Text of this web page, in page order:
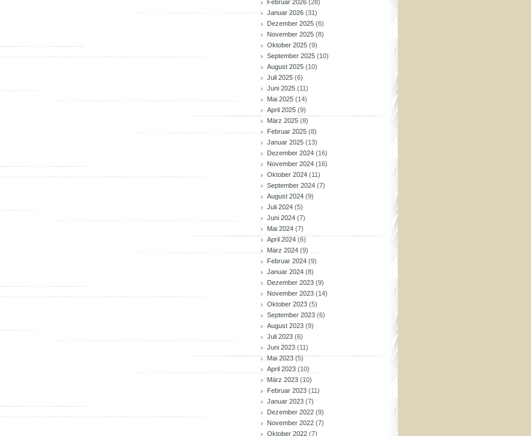
Februar 2026 (28)
Januar 2026 (31)
Dezember 2025 (6)
November 2025 (8)
Oktober 2025 (9)
September 2025 (10)
August 2025 (10)
Juli 2025 (6)
Juni 2025 (11)
Mai 2025 (14)
April 2025 (9)
März 2025 (8)
Februar 2025 (8)
Januar 2025 (13)
Dezember 2024 (16)
November 2024 (16)
Oktober 2024 (11)
September 2024 (7)
August 2024 (9)
Juli 2024 (5)
Juni 2024 (7)
Mai 2024 (7)
April 2024 (6)
März 2024 (9)
Februar 2024 (9)
Januar 2024 (8)
Dezember 2023 (9)
November 2023 (14)
Oktober 2023 (5)
September 2023 (6)
August 2023 (9)
Juli 2023 (6)
Juni 2023 (11)
Mai 2023(5)
April 2023 (10)
März 2023 (10)
Februar 2023 (11)
Januar 2023 (7)
Dezember 2022 (9)
November 2022 (7)
Oktober 2022 (7)